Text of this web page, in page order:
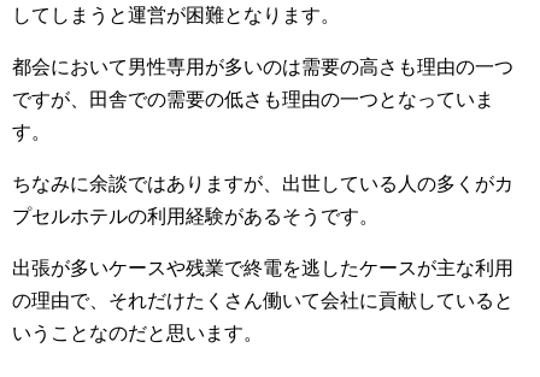
してしまうと運営が困難となります。
都会において男性専用が多いのは需要の高さも理由の一つ
ですが、田舎での需要の低さも理由の一つとなっていま
す。
ちなみに余談ではありますが、出世している人の多くがカ
プセルホテルの利用経験があるそうです。
出張が多いケースや残業で終電を逃したケースが主な利用
の理由で、それだけたくさん働いて会社に貢献していると
いうことなのだと思います。